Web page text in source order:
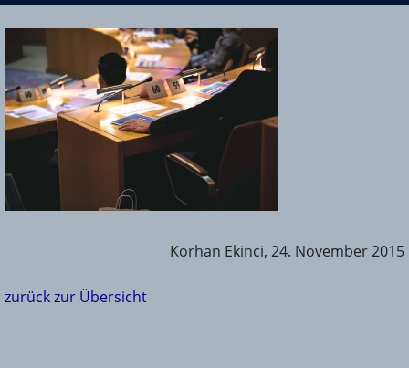
Korhan Ekinci, 24. November 2015
zurück zur Übersicht